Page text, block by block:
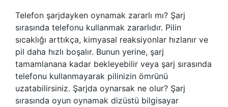
Telefon şarjdayken oynamak zararlı mı? Şarj
sırasında telefonu kullanmak zararlıdır. Pilin
sıcaklığı arttıkça, kimyasal reaksiyonlar hızlanır ve
pil daha hızlı boşalır. Bunun yerine, şarj
tamamlanana kadar bekleyebilir veya şarj sırasında
telefonu kullanmayarak pilinizin ömrünü
uzatabilirsiniz. Şarjda oynarsak ne olur? Şarj
sırasında oyun oynamak dizüstü bilgisayar